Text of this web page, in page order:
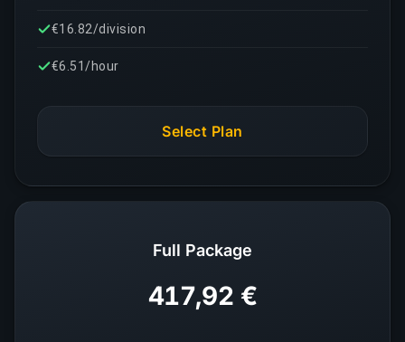
€16.82/division
€6.51/hour
Select Plan
Full Package
417,92 €